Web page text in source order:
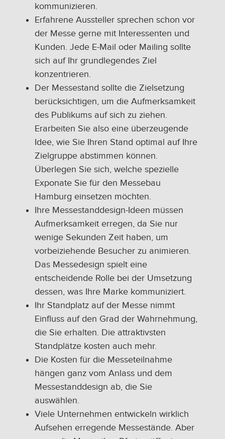
kommunizieren.
Erfahrene Aussteller sprechen schon vor
der Messe gerne mit Interessenten und
Kunden. Jede E-Mail oder Mailing sollte
sich auf Ihr grundlegendes Ziel
konzentrieren.
Der Messestand sollte die Zielsetzung
berücksichtigen, um die Aufmerksamkeit
des Publikums auf sich zu ziehen.
Erarbeiten Sie also eine überzeugende
Idee, wie Sie Ihren Stand optimal auf Ihre
Zielgruppe abstimmen können.
Überlegen Sie sich, welche spezielle
Exponate Sie für den Messebau
Hamburg einsetzen möchten.
Ihre Messestanddesign-Ideen müssen
Aufmerksamkeit erregen, da Sie nur
wenige Sekunden Zeit haben, um
vorbeiziehende Besucher zu animieren.
Das Messedesign spielt eine
entscheidende Rolle bei der Umsetzung
dessen, was Ihre Marke kommuniziert.
Ihr Standplatz auf der Messe nimmt
Einfluss auf den Grad der Wahrnehmung,
die Sie erhalten. Die attraktivsten
Standplätze kosten auch mehr.
Die Kosten für die Messeteilnahme
hängen ganz vom Anlass und dem
Messestanddesign ab, die Sie
auswählen.
Viele Unternehmen entwickeln wirklich
Aufsehen erregende Messestände. Aber